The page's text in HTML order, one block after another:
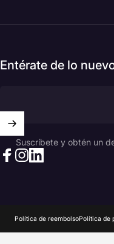
Entérate de lo
Suscríbete y obtén un
Política de reembolsoPolítica de